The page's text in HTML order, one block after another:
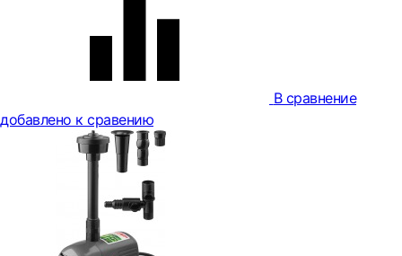
В сравнение
добавлено к сравению